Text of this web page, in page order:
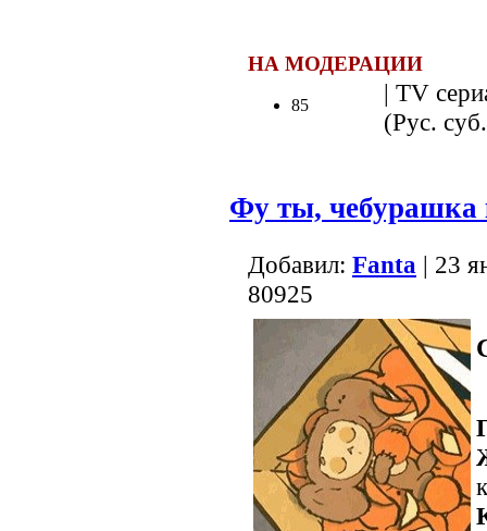
НА МОДЕРАЦИИ
85
| TV
(Рус.
Фу ты, чебурашка
Добавил: Fanta | 23
80925